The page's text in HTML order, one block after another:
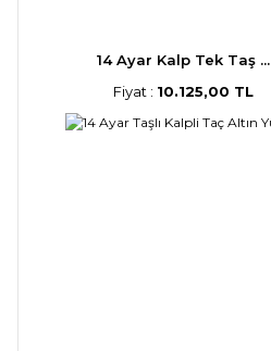
14 Ayar Kalp Tek Taş ...
Fiyat : 10.125,00 TL